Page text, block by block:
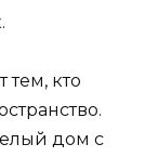
кто
дом с